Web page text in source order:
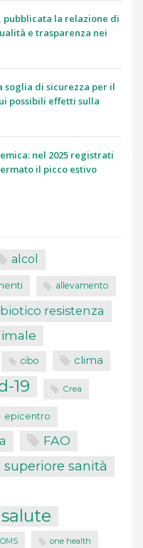
la relazione di
e trasparenza nei
soglia di sicurezza per il
possibili effetti sulla
nel 2025 registrati
il picco estivo
alcol
allevamento
resistenza
cibo clima
19 Crea
epicentro
FAO
sanità
OMS one health